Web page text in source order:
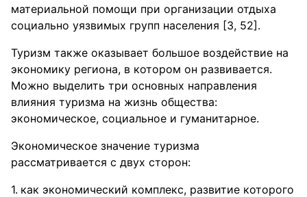
материальной помощи при организации отдыха
социально уязвимых групп населения [3, 52].
Туризм также оказывает большое воздействие на
экономику региона, в котором он развивается.
Можно выделить три основных направления
влияния туризма на жизнь общества:
экономическое, социальное и гуманитарное.
Экономическое значение туризма
рассматривается с двух сторон:
как экономический комплекс, развитие которого